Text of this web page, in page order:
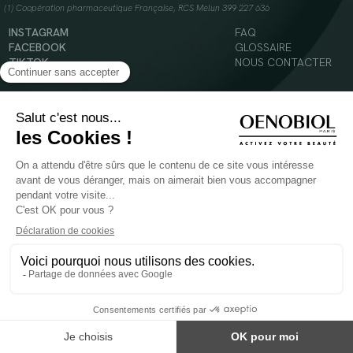
(1) Coopération pharmaceutique Française, RCS Melun 399 227 636
INSTAGRAM
FACEBOOK
TIKTOK
YOUTUBE
FAQ
GLOSSAIRE
NOUS CONTACTER
© 2024 Oenobiol Paris
Mentions légales
Politique en matière de cookies
POUR VOTRE SANTÉ, MANGEZ AU MOINS CINQ FRUITS ET LÉGUMES PAR JOUR -
Les complément alimentaires doivent être utilisés dans le cadre d'un mode de vie sain et
ne pas être utilisés comme substituts d'un régimes alimentaire varié et équilibré.